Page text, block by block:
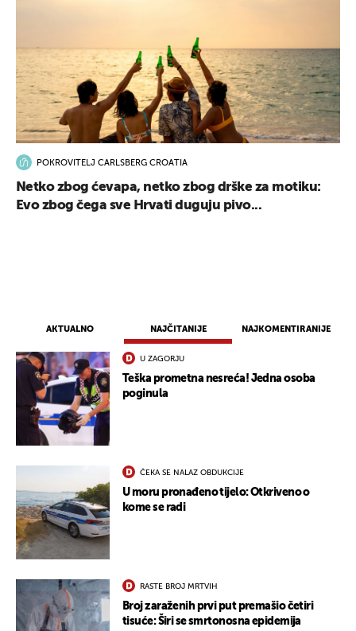
AKTUALNO NAJČITANIJE NAJKOMENTIRANIJE
U ZAGORJU
Teška prometna nesreća! Jedna osoba
poginula
ČEKA SE NALAZ OBDUKCIJE
U moru pronađeno tijelo: Otkriveno o
kome se radi
RASTE BROJ MRTVIH
Broj zaraženih prvi put premašio četiri
tisuće: Širi se smrtonosna epidemija
POKROVITELJ CARLSBERG CROATIA
Netko zbog ćevapa, netko zbog drške za motiku:
Evo zbog čega sve Hrvati duguju pivo...